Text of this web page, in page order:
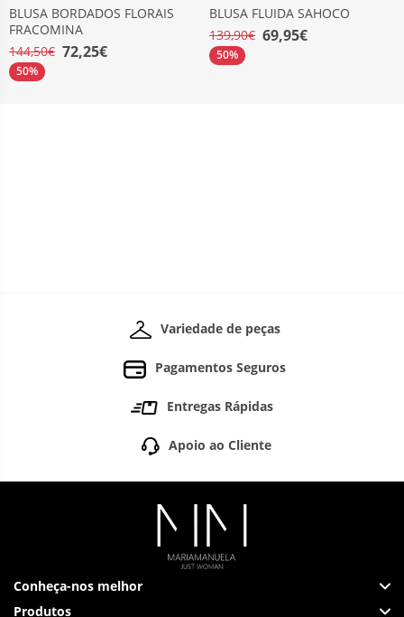
BLUSA BORDADOS FLORAIS
FRACOMINA
144,50€ 72,25€
50%
BLUSA FLUIDA SAHOCO
139,90€ 69,95€
50%
Variedade de peças
Pagamentos Seguros
Entregas Rápidas
Apoio ao Cliente
Conheça-nos melhor
Produtos